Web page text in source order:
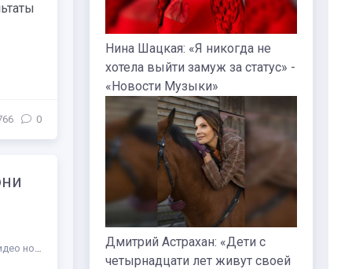
0
новости /Пространства/Музыка/Праздники
Нина Шацкая: «Я никогда не
хотела выйти замуж за статус» -
«Новости Музыки»
Дмитрий Астрахан: «Дети с
четырнадцати лет живут своей